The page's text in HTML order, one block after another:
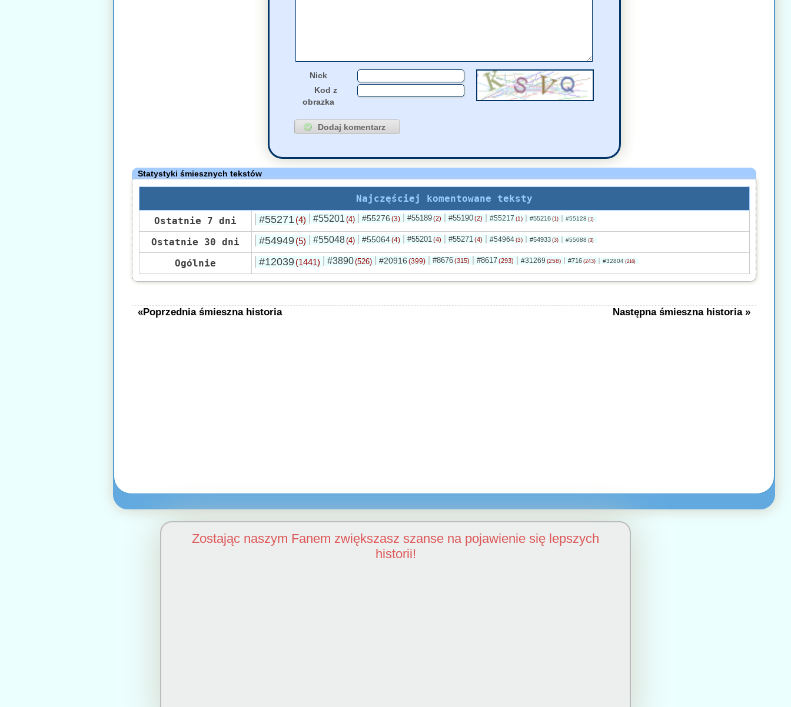
Nick
Kod z
obrazka
Statystyki śmiesznych tekstów
Najczęściej komentowane teksty
Ostatnie 7 dni
#55271 (4) #55201 (4) #55276 (3) #55189 (2) #55190 (2) #55217 (1) #55216 (1) #55128 (1)
Ostatnie 30 dni #54949 (5) #55048(4) #55064(4) #55201 (4) #55271 (4) #54964 (3) #54933 (3) #55088 (3)
Ogólnie #12039 (1441) #3890(526) #20916 (399) #8676 (315) #8617 (293) #31269 (258) #716 (243) #32804 (216)
«Poprzednia śmieszna historia Następna śmieszna historia »
Zostając naszym Fanem zwiększasz szanse na pojawienie się lepszych
historii!